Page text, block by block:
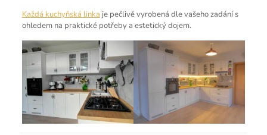
Každá kuchyňská linka je pečlivě vyrobená dle vašeho zadání s
ohledem na praktické potřeby a estetický dojem.